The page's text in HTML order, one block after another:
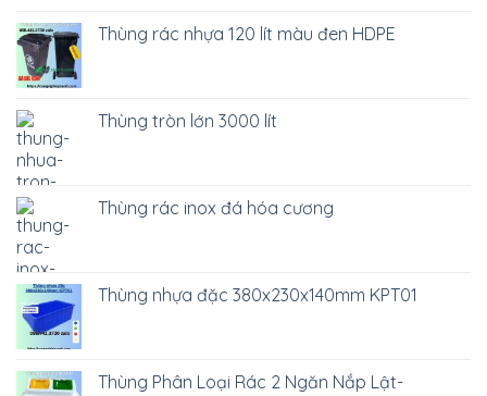
Thùng rác nhựa 120 lít màu đen HDPE
Thùng tròn lớn 3000 lít
Thùng rác inox đá hóa cương
Thùng nhựa đặc 380x230x140mm KPT01
Thùng Phân Loại Rác 2 Ngăn Nắp Lật-